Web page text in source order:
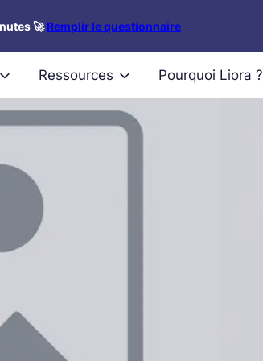
🚀Remplir le questionnaire
Ressources Pourquoi Liora ?